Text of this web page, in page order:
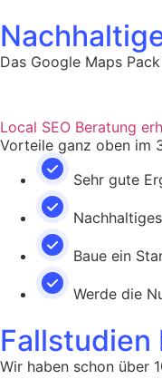
Das Google Maps
Local SEO Beratung
Vorteile ganz oben im
Sehr gute
Baue ein
Werde die
Wir haben schon über